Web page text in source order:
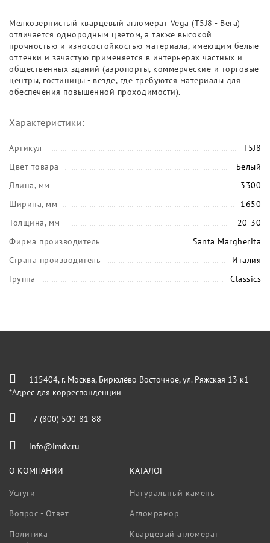
Мелкозернистый кварцевый агломерат Vega (T5J8 - Вега)
отличается однородным цветом, а также высокой
прочностью и износостойкостью материала, имеющим белые
оттенки и зачастую применяется в интерьерах частных и
общественных зданий (аэропорты, коммерческие и торговые
центры, гостиницы - везде, где требуются материалы для
обеспечения повышенной проходимости).
Характеристики:
Артикул
T5J8
Цвет товара
Белый
Длина, мм
3300
Ширина, мм
1650
Толщина, мм
20-30
Фирма производитель
Santa Margherita
Страна производитель
Италия
Группа
Classics
115404, г. Москва, Бирюлёво Восточное, ул. Ряжская 13 к1
*Адрес для корреспонденции
+7 (800) 500-81-88
info@imdv.ru
О КОМПАНИИ
Услуги
Вопрос - Ответ
Политика
КАТАЛОГ
Натуральный камень
Агломрамор
Кварцевый агломерат